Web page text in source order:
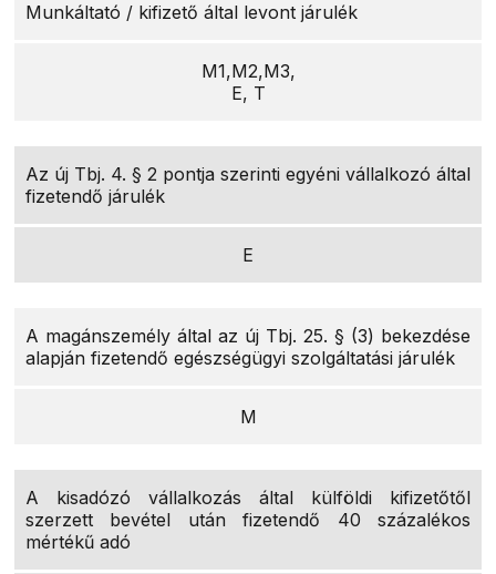
Munkáltató / kifizető által levont járulék
M1,M2,M3,
E, T
Az új Tbj. 4. § 2 pontja szerinti egyéni vállalkozó által
fizetendő járulék
E
A magánszemély által az új Tbj. 25. § (3) bekezdése
alapján fizetendő egészségügyi szolgáltatási járulék
M
A kisadózó vállalkozás által külföldi kifizetőtől
szerzett bevétel után fizetendő 40 százalékos
mértékű adó